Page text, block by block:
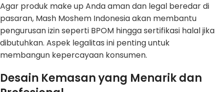
Agar produk make up Anda aman dan legal beredar di
pasaran, Mash Moshem Indonesia akan membantu
pengurusan izin seperti BPOM hingga sertifikasi halal jika
dibutuhkan. Aspek legalitas ini penting untuk
membangun kepercayaan konsumen.
Desain Kemasan yang Menarik dan